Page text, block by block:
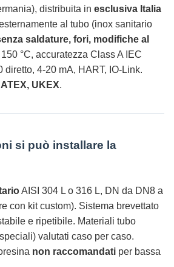
distribuita in esclusiva Italia
al tubo (inox sanitario
saldature, fori, modifiche al
°C, accuratezza Class A IEC
diretto, 4-20 mA, HART, IO-Link.
UKEX.
si può installare la
AISI 304 L o 316 L, DN da DN8 a
con kit custom). Sistema brevettato
e ripetibile. Materiali tubo
valutati caso per caso.
non raccomandati per bassa